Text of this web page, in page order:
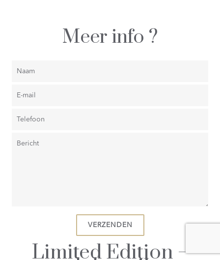
Meer info ?
Limited Edition –